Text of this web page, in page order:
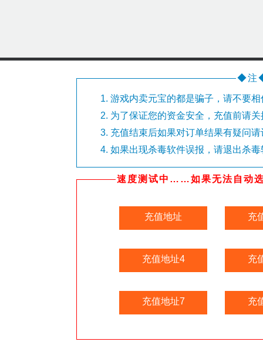
◆注
游戏内卖元宝的都是骗子，请不要
为了保证您的资金安全，充值前请
充值结束后如果对订单结果有疑问
如果出现杀毒软件误报，请退出杀
速度测试中……如果无法自动
充值地址 充
充值地址4 充
充值地址7 充